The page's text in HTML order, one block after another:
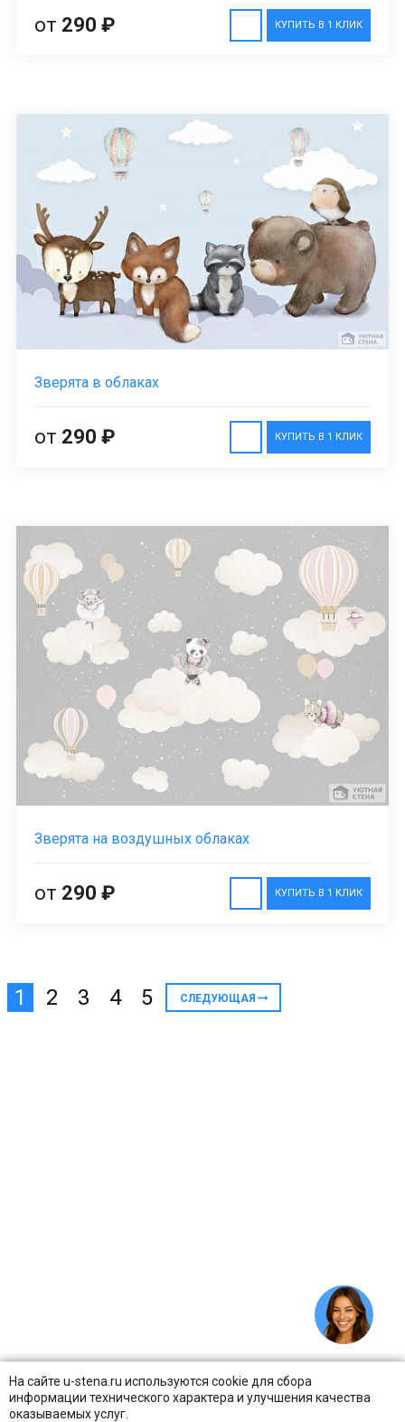
На сайте u-stena.ru используются cookie для сбора
информации технического характера и улучшения качества
оказываемых услуг.
КУПИТЬ В 1 КЛИК
от 290 ₽
Зверята в облаках
КУПИТЬ В 1 КЛИК
от 290 ₽
Зверята на воздушных облаках
КУПИТЬ В 1 КЛИК
от 290 ₽
1 2 3 4 5 СЛЕДУЮЩАЯ